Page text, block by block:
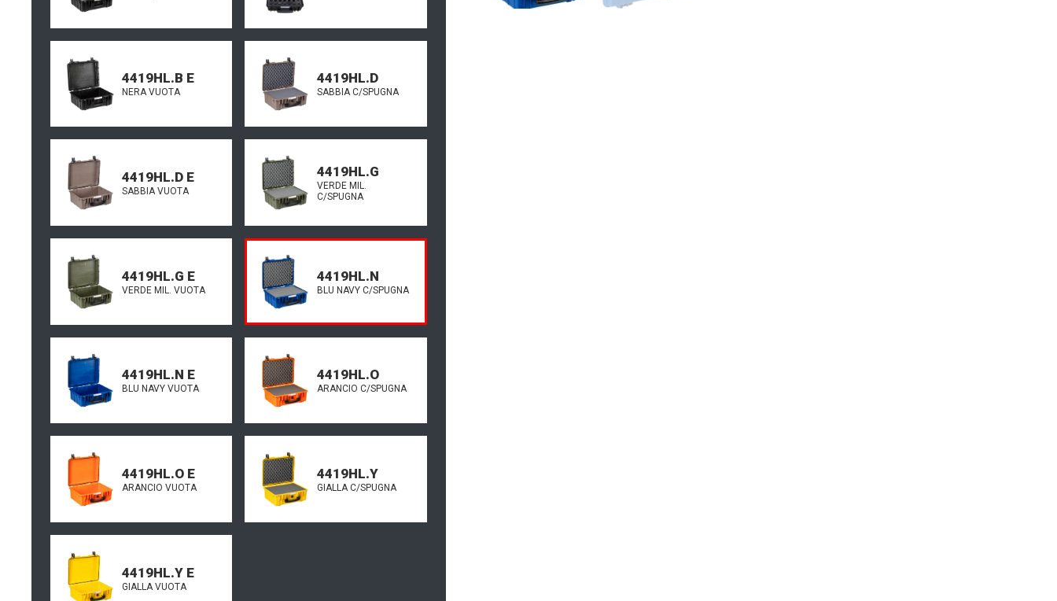
4419HL.B E
NERA VUOTA
4419HL.D
SABBIA C/SPUGNA
4419HL.D E
SABBIA VUOTA
4419HL.G
VERDE MIL.
C/SPUGNA
4419HL.G E
VERDE MIL. VUOTA
4419HL.N
BLU NAVY C/SPUGNA
4419HL.N E
BLU NAVY VUOTA
4419HL.O
ARANCIO C/SPUGNA
4419HL.O E
ARANCIO VUOTA
4419HL.Y
GIALLA C/SPUGNA
4419HL.Y E
GIALLA VUOTA